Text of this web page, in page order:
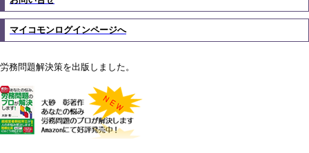
マイコモンログインページへ
労務問題解決策を出版しました。